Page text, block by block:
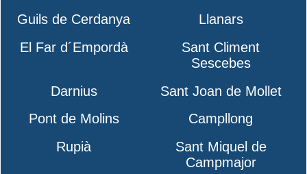
Guils de Cerdanya
Llanars
El Far d´Empordà
Sant Climent
Sescebes
Darnius
Sant Joan de Mollet
Pont de Molins
Campllong
Rupià
Sant Miquel de
Campmajor